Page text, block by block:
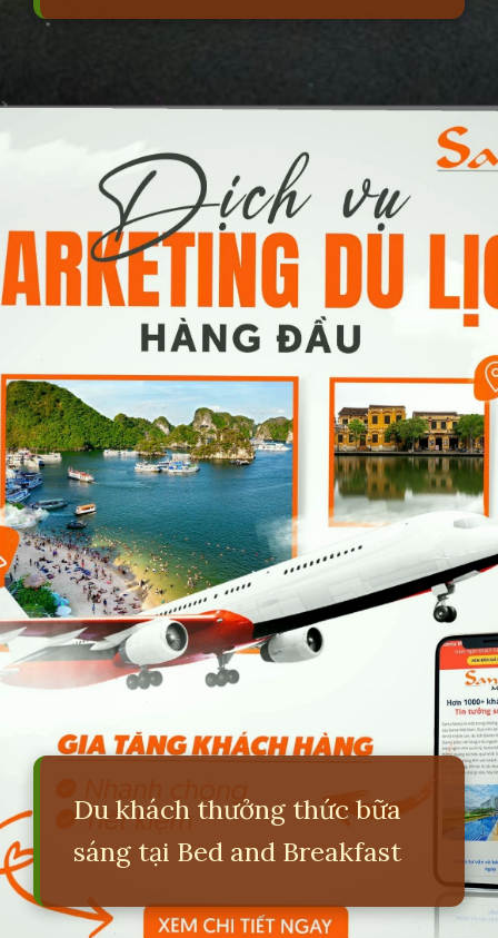
https://erci.edu.vn/bed-and-breakfast-la-gi
Du khách thưởng thức bữa
sáng tại Bed and Breakfast